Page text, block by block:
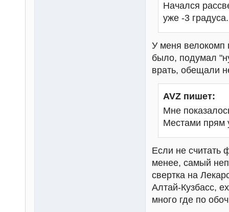
Начался
уже -3 градуса.
У меня велокомп
было, подумал
врать, обещали
AVZ пишет:
Мне
Местами прям
Если не считать
менее, самый
свертка на
Алтай-Кузбасс,
много где по